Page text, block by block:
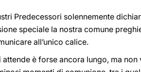
Predecessori solennemente
speciale la nostra comune
all’unico calice.
è forse ancora lungo, ma